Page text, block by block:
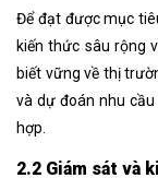
Để đạt được mục
kiến thức sâu rộng
biết vững về thị
và dự đoán nhu
hợp.
2.2 Giám sát và